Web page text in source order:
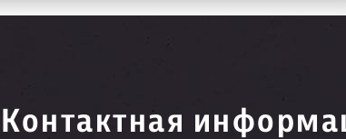
Контактная